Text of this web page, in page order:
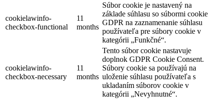
cookielawinfo-
checkbox-functional
11
months
Súbor cookie je nastavený na
základe súhlasu so súbormi cookie
GDPR na zaznamenanie súhlasu
používateľa pre súbory cookie v
kategórii „Funkčné“.
cookielawinfo-
checkbox-necessary
11
months
Tento súbor cookie nastavuje
doplnok GDPR Cookie Consent.
Súbory cookie sa používajú na
uloženie súhlasu používateľa s
ukladaním súborov cookie v
kategórii „Nevyhnutné“.